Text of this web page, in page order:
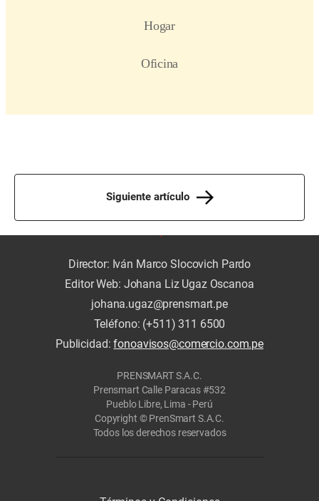
Siguiente artículo
Director: Iván Marco Slocovich Pardo
Editor Web: Johana Liz Ugaz Oscanoa
johana.ugaz@prensmart.pe
Teléfono: (+511) 311 6500
Publicidad:fonoavisos@comercio.com.pe
PRENSMART S.A.C.
Prensmart Calle Paracas #532
Pueblo Libre, Lima - Perú
Copyright © PrenSmart S.A.C.
Todos los derechos reservados